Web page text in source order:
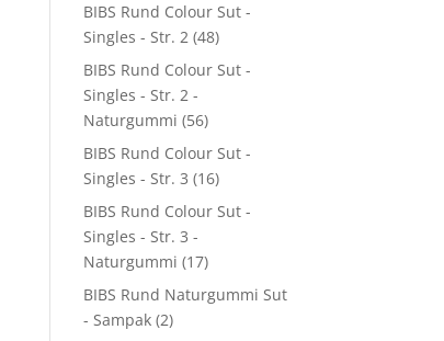
BIBS Rund Colour Sut -
Singles - Str. 2 (48)
BIBS Rund Colour Sut -
Singles - Str. 2 -
Naturgummi (56)
BIBS Rund Colour Sut -
Singles - Str. 3 (16)
BIBS Rund Colour Sut -
Singles - Str. 3 -
Naturgummi (17)
BIBS Rund Naturgummi Sut
- Sampak (2)